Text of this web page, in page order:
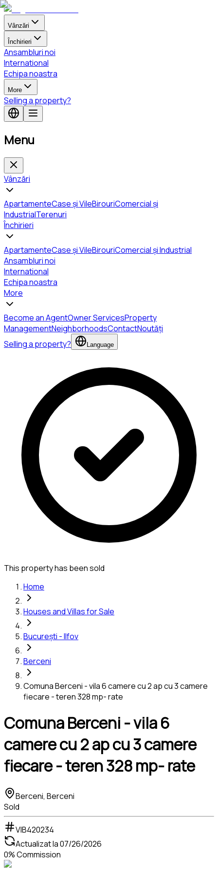
Vânzări
Închirieri
Ansambluri noi
International
Echipa noastra
More
Selling a property?
Menu
Vânzări
ApartamenteCase și VileBirouriComercial și
IndustrialTerenuri
Închirieri
ApartamenteCase și VileBirouriComercial și Industrial
Ansambluri noi
International
Echipa noastra
More
Become an AgentOwner ServicesProperty
ManagementNeighborhoodsContactNoutăți
Selling a property?
Language
This property has been sold
Home
Houses and Villas for Sale
București - Ilfov
Berceni
Comuna Berceni - vila 6 camere cu 2 ap cu 3 camere
fiecare - teren 328 mp- rate
Comuna Berceni - vila 6
camere cu 2 ap cu 3 camere
fiecare - teren 328 mp- rate
Berceni, Berceni
Sold
VIB420234
Actualizat la07/26/2026
0% Commission